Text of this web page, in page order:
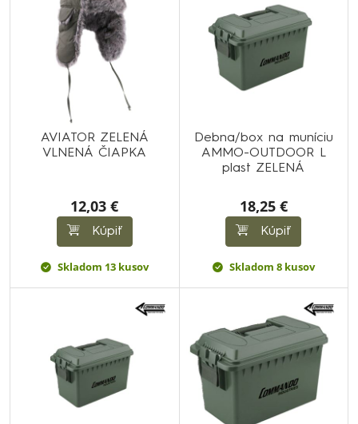
AVIATOR ZELENÁ
VLNENÁ ČIAPKA
12,03 €
Kúpiť
Skladom 13 kusov
Debna/box na muníciu
AMMO-OUTDOOR L
plast ZELENÁ
18,25 €
Kúpiť
Skladom 8 kusov